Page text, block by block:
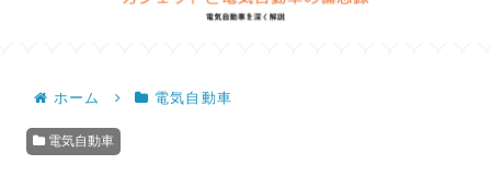
ホーム 電気自動車
電気自動車